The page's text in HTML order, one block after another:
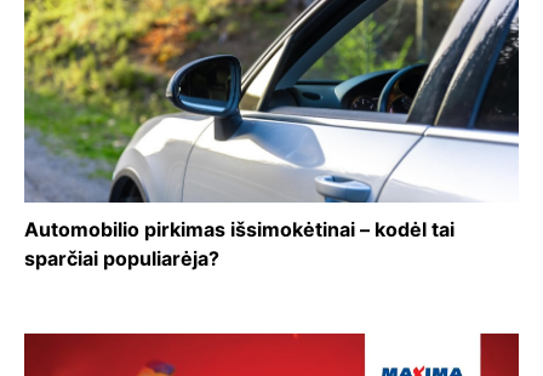
Automobilio pirkimas išsimokėtinai – kodėl tai
sparčiai populiarėja?